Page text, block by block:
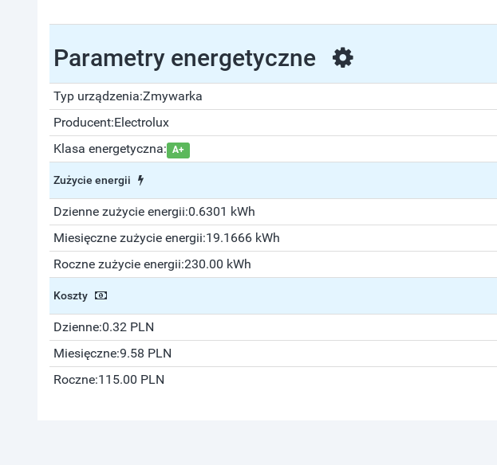
Parametry energetyczne
Typ urządzenia:Zmywarka
Producent:Electrolux
Klasa energetyczna: A+
Zużycie energii
Dzienne zużycie energii:0.6301 kWh
Miesięczne zużycie energii:19.1666 kWh
Roczne zużycie energii:230.00 kWh
Koszty
Dzienne:0.32 PLN
Miesięczne:9.58 PLN
Roczne:115.00 PLN